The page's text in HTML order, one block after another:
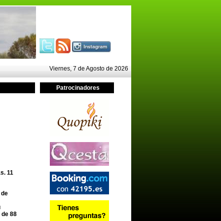
Viernes, 7 de Agosto de 2026
11
de 88
Patrocinadores